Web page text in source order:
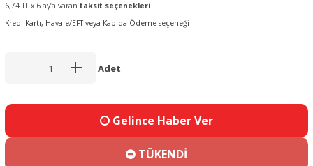
6,74 TL x 6 ay’a varan taksit seçenekleri
Kredi Kartı, Havale/EFT veya Kapıda Ödeme seçeneği
Adet
Gelince Haber Ver
TÜKENDİ